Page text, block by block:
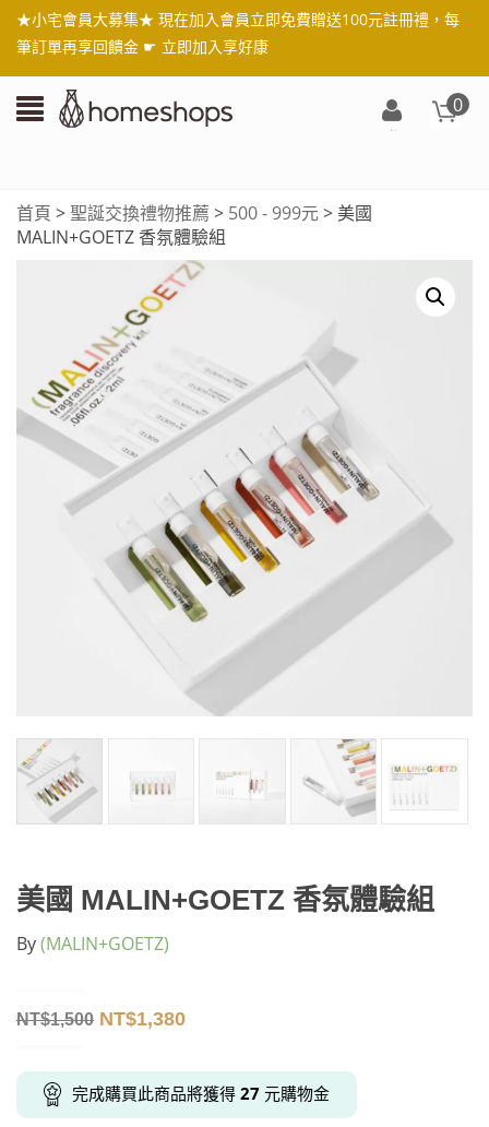
★小宅會員大募集★ 現在加入會員立即免費贈送100元註冊禮，每
筆訂單再享回饋金 ☛ 立即加入享好康
0
首頁 >聖誕交換禮物推薦 > 500 - 999元> 美國
MALIN+GOETZ 香氛體驗組
美國 MALIN+GOETZ 香氛體驗組
By(MALIN+GOETZ)
NT$1,500 NT$1,380
完成購買此商品將獲得 27 元購物金